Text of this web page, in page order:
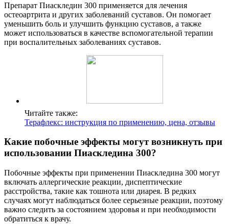
Препарат Пиаскледин 300 применяется для лечения
остеоартрита и других заболеваний суставов. Он помогает
уменьшить боль и улучшить функцию суставов, а также
может использоваться в качестве вспомогательной терапии
при воспалительных заболеваниях суставов.
Читайте также:
Терафлекс: инструкция по применению, цена, отзывы
Какие побочные эффекты могут возникнуть при
использовании Пиаскледина 300?
Побочные эффекты при применении Пиаскледина 300 могут
включать аллергические реакции, диспептические
расстройства, такие как тошнота или диарея. В редких
случаях могут наблюдаться более серьезные реакции, поэтому
важно следить за состоянием здоровья и при необходимости
обратиться к врачу.